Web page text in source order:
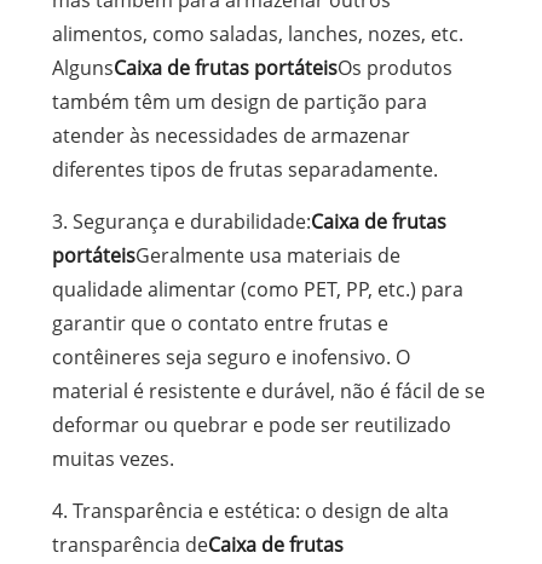
alimentos, como saladas, lanches, nozes, etc.
AlgunsCaixa de frutas portáteisOs produtos
também têm um design de partição para
atender às necessidades de armazenar
diferentes tipos de frutas separadamente.
3. Segurança e durabilidade:Caixa de frutas
portáteisGeralmente usa materiais de
qualidade alimentar (como PET, PP, etc.) para
garantir que o contato entre frutas e
contêineres seja seguro e inofensivo. O
material é resistente e durável, não é fácil de se
deformar ou quebrar e pode ser reutilizado
muitas vezes.
4. Transparência e estética: o design de alta
transparência deCaixa de frutas